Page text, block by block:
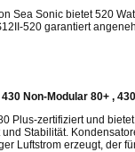
Sea Sonic bietet 520
520 garantiert
Non-Modular 80+ ,
Plus-zertifiziert und
Stabilität.
Luftstrom erzeugt, der